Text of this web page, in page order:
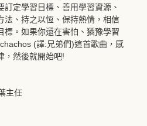
定學習目標、善用學習資源、
法、持之以恆、保持熱情，相信
標。如果你還在害怕、猶豫學習
(譯:兄弟們)這首歌曲，感
，然後就開始吧!
主任